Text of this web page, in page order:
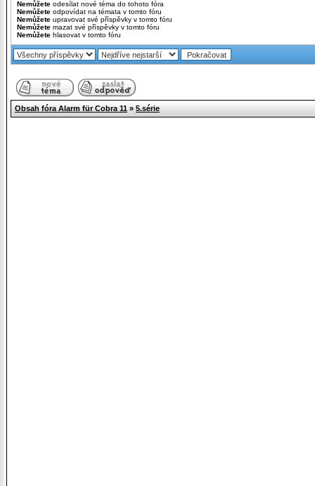
Nemůžete odesílat nové téma do tohoto fóra
Nemůžete odpovídat na témata v tomto fóru
Nemůžete upravovat své příspěvky v tomto fóru
Nemůžete mazat své příspěvky v tomto fóru
Nemůžete hlasovat v tomto fóru
Obsah fóra Alarm für Cobra 11 » 5.série